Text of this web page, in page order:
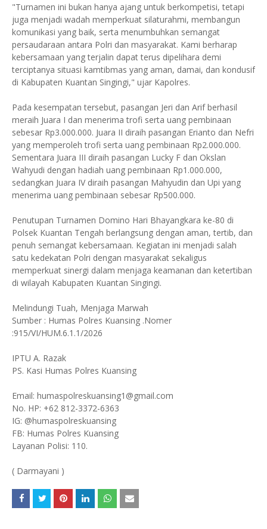
"Turnamen ini bukan hanya ajang untuk berkompetisi, tetapi
juga menjadi wadah memperkuat silaturahmi, membangun
komunikasi yang baik, serta menumbuhkan semangat
persaudaraan antara Polri dan masyarakat. Kami berharap
kebersamaan yang terjalin dapat terus dipelihara demi
terciptanya situasi kamtibmas yang aman, damai, dan kondusif
di Kabupaten Kuantan Singingi," ujar Kapolres.
Pada kesempatan tersebut, pasangan Jeri dan Arif berhasil
meraih Juara I dan menerima trofi serta uang pembinaan
sebesar Rp3.000.000. Juara II diraih pasangan Erianto dan Nefri
yang memperoleh trofi serta uang pembinaan Rp2.000.000.
Sementara Juara III diraih pasangan Lucky F dan Okslan
Wahyudi dengan hadiah uang pembinaan Rp1.000.000,
sedangkan Juara IV diraih pasangan Mahyudin dan Upi yang
menerima uang pembinaan sebesar Rp500.000.
Penutupan Turnamen Domino Hari Bhayangkara ke-80 di
Polsek Kuantan Tengah berlangsung dengan aman, tertib, dan
penuh semangat kebersamaan. Kegiatan ini menjadi salah
satu kedekatan Polri dengan masyarakat sekaligus
memperkuat sinergi dalam menjaga keamanan dan ketertiban
di wilayah Kabupaten Kuantan Singingi.
Melindungi Tuah, Menjaga Marwah
Sumber : Humas Polres Kuansing .Nomer
:915/VI/HUM.6.1.1/2026
IPTU A. Razak
PS. Kasi Humas Polres Kuansing
Email: humaspolreskuansing1@gmail.com
No. HP: +62 812-3372-6363
IG: @humaspolreskuansing
FB: Humas Polres Kuansing
Layanan Polisi: 110.
( Darmayani )